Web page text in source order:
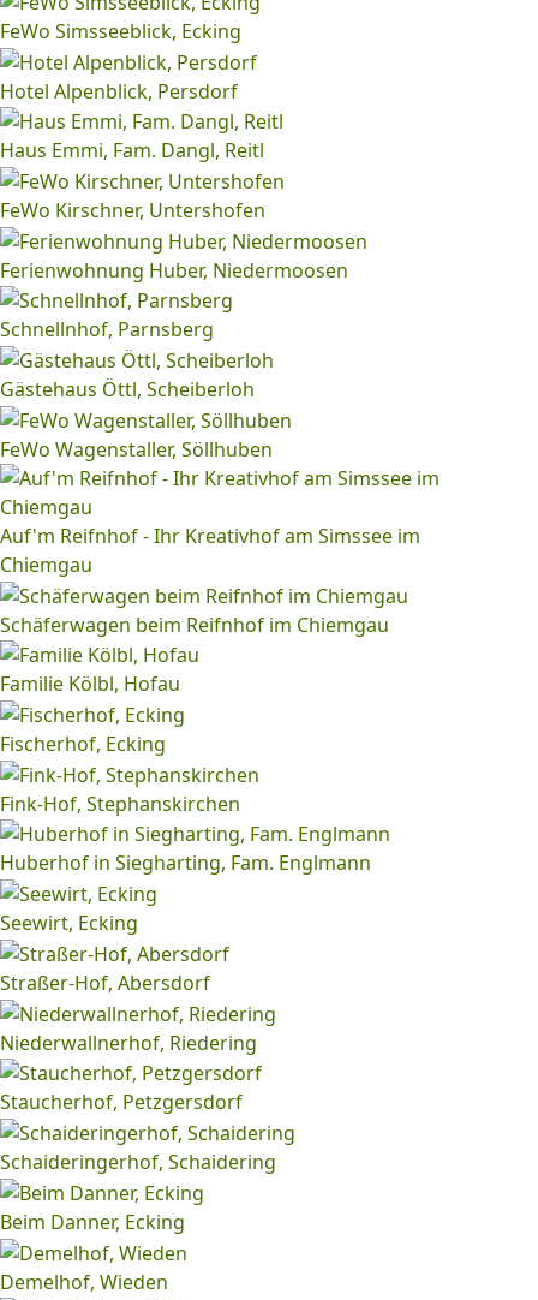
FeWo Simsseeblick, Ecking
Hotel Alpenblick, Persdorf
Haus Emmi, Fam. Dangl, Reitl
FeWo Kirschner, Untershofen
Ferienwohnung Huber, Niedermoosen
Schnellnhof, Parnsberg
Gästehaus Öttl, Scheiberloh
FeWo Wagenstaller, Söllhuben
Auf'm Reifnhof - Ihr Kreativhof am Simssee im
Chiemgau
Schäferwagen beim Reifnhof im Chiemgau
Familie Kölbl, Hofau
Fischerhof, Ecking
Fink-Hof, Stephanskirchen
Huberhof in Siegharting, Fam. Englmann
Seewirt, Ecking
Straßer-Hof, Abersdorf
Niederwallnerhof, Riedering
Staucherhof, Petzgersdorf
Schaideringerhof, Schaidering
Beim Danner, Ecking
Demelhof, Wieden